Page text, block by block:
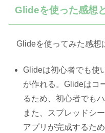
Glideを使った感想
Glideを使ってみた感想
Glideは初心者でも使
が作れる。Glideはコ
るため、初心者でも
また、スプレッドシ
アプリが完成するた